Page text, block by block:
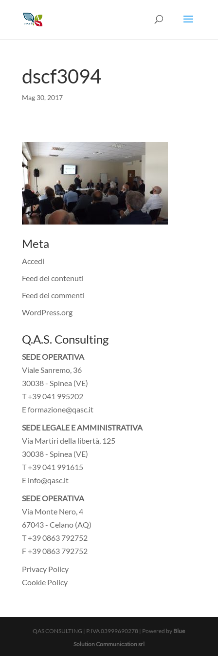
dscf3094
Mag 30, 2017
Meta
Accedi
Feed dei contenuti
Feed dei commenti
WordPress.org
Q.A.S. Consulting
SEDE OPERATIVA
Viale Sanremo, 36
30038 - Spinea (VE)
T +39 041 995202
E formazione@qasc.it
SEDE LEGALE E AMMINISTRATIVA
Via Martiri della libertà, 125
30038 - Spinea (VE)
T +39 041 991615
E info@qasc.it
SEDE OPERATIVA
Via Monte Nero, 4
67043 - Celano (AQ)
T +39 0863 792752
F +39 0863 792752
Privacy Policy
Cookie Policy
QAS CONSULTING | P.IVA 03999690278 | Powered by Blue
Solution Communication srl